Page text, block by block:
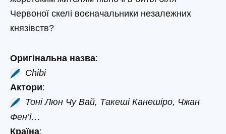
Червоної скелі воєначальники незалежних
князівств?
Оригінальна назва:
Chibi
Актори:
Тоні Люн Чу Вай, Такеші Канешіро, Чжан
Фен’ї…
Країна: